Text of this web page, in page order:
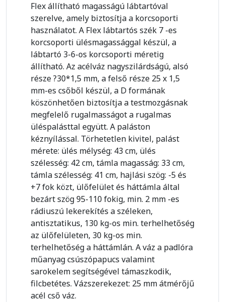
Flex állítható magasságú lábtartóval
szerelve, amely biztosítja a korcsoporti
használatot. A Flex lábtartós szék 7 -es
korcsoporti ülésmagassággal készül, a
lábtartó 3-6-os korcsoporti méretig
állítható. Az acélváz nagyszilárdságú, alsó
része ?30*1,5 mm, a felső része 25 x 1,5
mm-es csőből készül, a D formának
köszönhetően biztosítja a testmozgásnak
megfelelő rugalmasságot a rugalmas
üléspalásttal együtt. A paláston
kéznyílással. Törhetetlen kivitel, palást
mérete: ülés mélység: 43 cm, ülés
szélesség: 42 cm, támla magasság: 33 cm,
támla szélesség: 41 cm, hajlási szög: -5 és
+7 fok közt, ülőfelület és háttámla által
bezárt szög 95-110 fokig, min. 2 mm -es
rádiuszú lekerekítés a széleken,
antisztatikus, 130 kg-os min. terhelhetőség
az ülőfelületen, 30 kg-os min.
terhelhetőség a háttámlán. A váz a padlóra
műanyag csúszópapucs valamint
sarokelem segítségével támaszkodik,
filcbetétes. Vázszerekezet: 25 mm átmérőjű
acél cső váz.